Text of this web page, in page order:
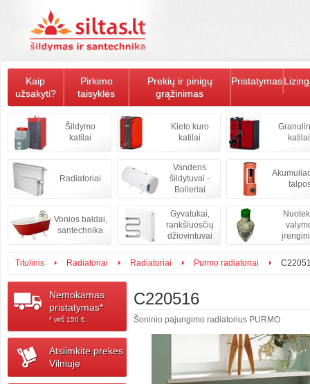
Kaip
užsakyti?
Pirkimo
taisyklės
Prekių ir pinigų
grąžinimas
Pristatymas
Šildymo
katilai
Kieto kuro
katilai
katilai
Radiatoriai
Vandens
šildytuvai -
Boileriai
Vonios baldai,
santechnika
Gyvatukai,
rankšluosčių
džiovintuvai
Titulinis Radiatoriai Radiatoriai Purmo radiatoriai
Nemokamas
pristatymas*
* virš 150 ‎€.
Atsiimkite prekes
Vilniuje
C220516
Šoninio pajungimo radiatorius PURMO